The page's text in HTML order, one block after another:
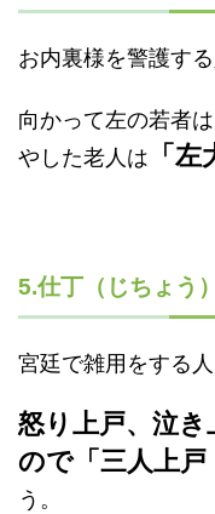
お内裏様を警護する
向かって左の若者は
やした老人は 「左
5.仕丁（じちょう）
宮廷で雑用をする人
怒り上戸、泣
ので「三人上戸
う。